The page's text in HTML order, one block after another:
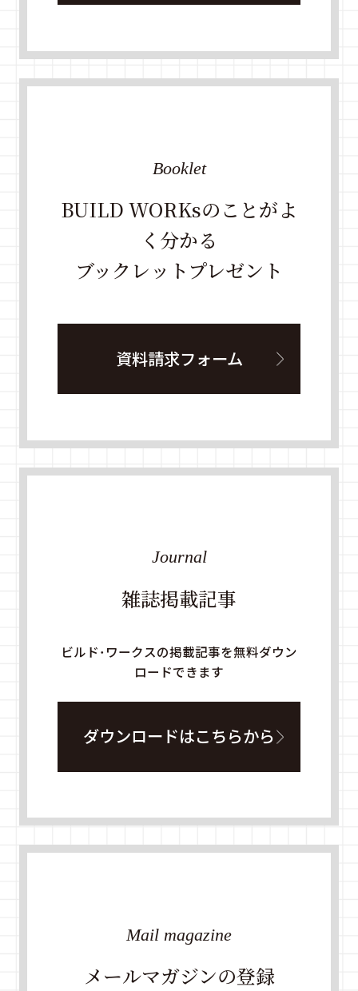
BUILD WORKsのことがよ
く分かる
ブックレットプレゼント
Booklet
資料請求フォーム
雑誌掲載記事
Journal
ビルド・ワークスの掲載記事を無料ダウン
ロードできます
ダウンロードはこちらから
メールマガジンの登録
Mail magazine